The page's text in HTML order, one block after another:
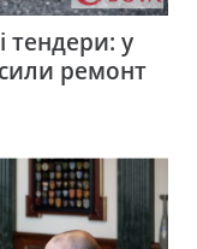
тендери: у
ремонт